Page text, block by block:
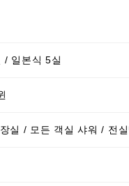
/ 일본식 5실
실 / 모든 객실 샤워 / 전